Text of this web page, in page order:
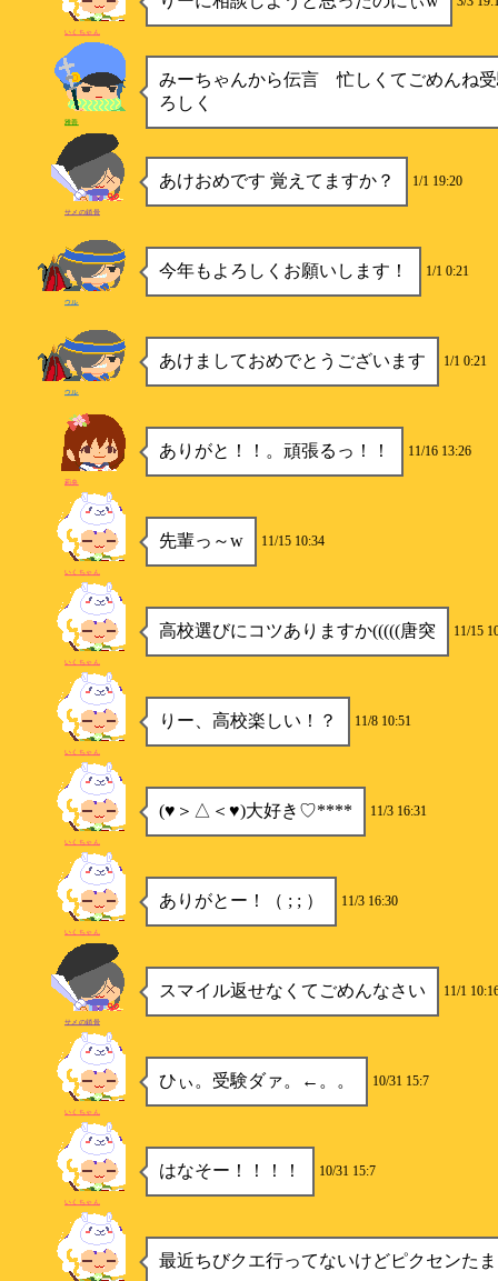
いくちゃん
みーちゃんから伝言 忙しくてごめんね
ろしく
雅善
あけおめです 覚えてますか？ 1/1 19:20
サメの鎖骨
今年もよろしくお願いします！ 1/1 0:21
ウル
あけましておめでとうございます 1/1 0:21
ウル
ありがと！！。頑張るっ！！ 11/16 13:26
莉央
先輩っ～w 11/15 10:34
いくちゃん
高校選びにコツありますか(((((唐突 11/15
いくちゃん
りー、高校楽しい！？ 11/8 10:51
いくちゃん
(♥＞△＜♥)大好き♡**** 11/3 16:31
いくちゃん
ありがとー！（ ; ; ） 11/3 16:30
いくちゃん
スマイル返せなくてごめんなさい 11/1
サメの鎖骨
ひぃ。受験ダァ。←。。 10/31 15:7
いくちゃん
はなそー！！！！ 10/31 15:7
いくちゃん
最近ちびクエ行ってないけどピクセンた